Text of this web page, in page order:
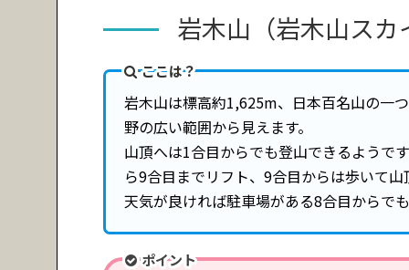
岩木山（岩木山ス
ここは？
岩木山は標高約1,625m、日本百名山の一
野の広い範囲から見えます。
山頂へは1合目からでも登山できるようで
ら9合目までリフト、9合目からは歩いて
天気が良ければ駐車場がある8合目からで
ポイント